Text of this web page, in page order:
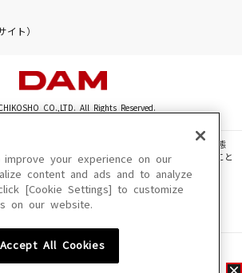
イト）
CO.,LTD. All Rights Reserved.
一切の文章・画像・写真・動画・音声等を、手段や形態
範囲を超えて無断で複製、転載、ファイル化などすること
によりご利用いただけない場合があります。
、配信内容が変更になる場合があります。
your experience on our
content and ads and to analyze
[Cookie Settings] to customize
on our website.
Accept All Cookies